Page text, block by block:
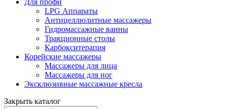
LPG Аппараты
Антицеллюлитные массажеры
Гидромассажные ванны
Тракционные столы
Карбокситерапия
Корейские массажеры
Массажеры для лица
Массажеры для ног
Эксклюзивные массажные кресла
Закрыть каталог